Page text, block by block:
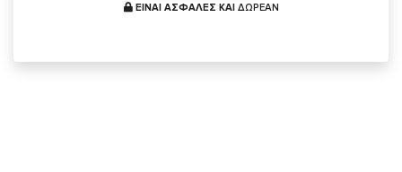
ΕΙΝΑΙ ΑΣΦΑΛΕΣ ΚΑΙ ΔΩΡΕΑΝ